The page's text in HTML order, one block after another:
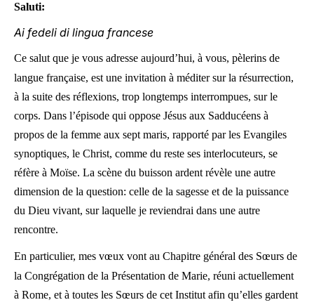
Saluti:
Ai fedeli di lingua francese
Ce salut que je vous adresse aujourd’hui, à vous, pèlerins de
langue française, est une invitation à méditer sur la résurrection,
à la suite des réflexions, trop longtemps interrompues, sur le
corps. Dans l’épisode qui oppose Jésus aux Sadducéens à
propos de la femme aux sept maris, rapporté par les Evangiles
synoptiques, le Christ, comme du reste ses interlocuteurs, se
réfère à Moïse. La scène du buisson ardent révèle une autre
dimension de la question: celle de la sagesse et de la puissance
du Dieu vivant, sur laquelle je reviendrai dans une autre
rencontre.
En particulier, mes vœux vont au Chapitre général des Sœurs de
la Congrégation de la Présentation de Marie, réuni actuellement
à Rome, et à toutes les Sœurs de cet Institut afin qu’elles gardent